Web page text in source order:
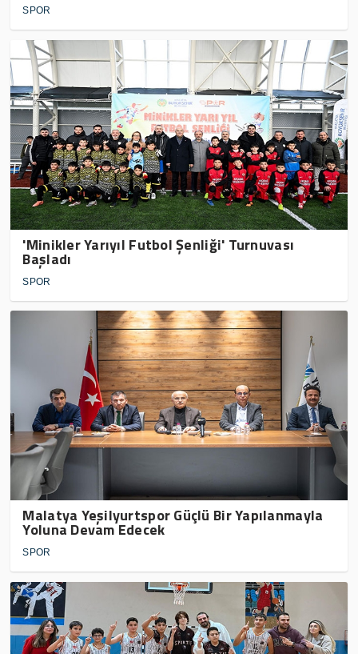
SPOR
'Minikler Yarıyıl Futbol Şenliği' Turnuvası
Başladı
SPOR
Malatya Yeşilyurtspor Güçlü Bir Yapılanmayla
Yoluna Devam Edecek
SPOR